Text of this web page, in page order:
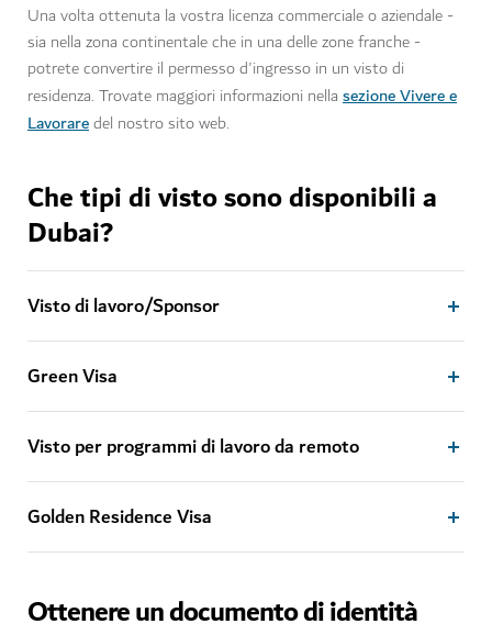
Una volta ottenuta la vostra licenza commerciale o aziendale -
sia nella zona continentale che in una delle zone franche -
potrete convertire il permesso d'ingresso in un visto di
residenza. Trovate maggiori informazioni nella sezione Vivere e
Lavoraredel nostro sito web.
Che tipi di visto sono disponibili a
Dubai?
Visto di lavoro/Sponsor
Green Visa
Visto per programmi di lavoro da remoto
Golden Residence Visa
Ottenere un documento di identità